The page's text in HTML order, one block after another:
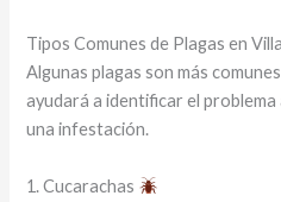
Tipos Comunes de Plagas en
Algunas plagas son más
ayudará a identificar el
una infestación.
1. Cucarachas